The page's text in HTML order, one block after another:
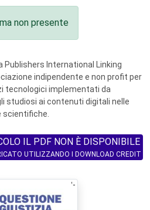
non presente
Publishers International Linking
indipendente e non profit per
tecnologici implementati da
studiosi ai contenuti digitali nelle
scientifiche.
IL PDF NON È DISPONIBILE
UTILIZZANDO I DOWNLOAD CREDIT